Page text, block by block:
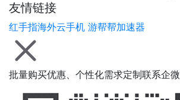
友情链接
红手指海外云手机 游帮帮加速器
批量购买优惠、个性化需求定制联系企微